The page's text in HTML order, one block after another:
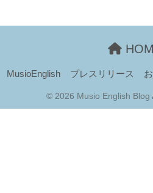
MusioEnglish プレスリリース
© 2026 Musio English Blog